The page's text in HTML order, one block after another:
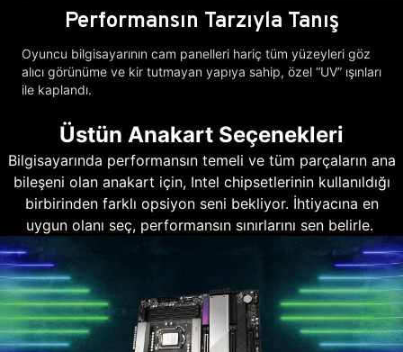
Performansın Tarzıyla Tanış
Oyuncu bilgisayarının cam panelleri hariç tüm yüzeyleri göz
alıcı görünüme ve kir tutmayan yapıya sahip, özel “UV” ışınları
ile kaplandı.
Üstün Anakart Seçenekleri
Bilgisayarında performansın temeli ve tüm parçaların ana
bileşeni olan anakart için, Intel chipsetlerinin kullanıldığı
birbirinden farklı opsiyon seni bekliyor. İhtiyacına en
uygun olanı seç, performansın sınırlarını sen belirle.